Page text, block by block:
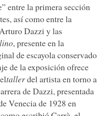
entre la primera sección
así como entre la
Dazzi y las
, presente en la
de escayola conservado
de la exposición ofrece
tallerdel artista en torno a
de Dazzi, presentada
Venecia de 1928 en